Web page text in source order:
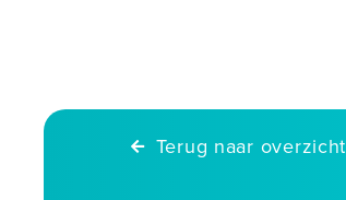
Terug naar overzicht